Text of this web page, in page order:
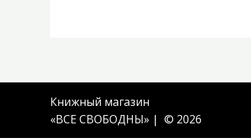
Книжный магазин
«ВСЕ СВОБОДНЫ» | © 2026